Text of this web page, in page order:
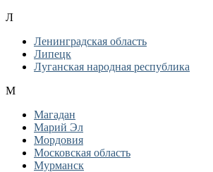
Л
Ленинградская область
Липецк
Луганская народная республика
М
Магадан
Марий Эл
Мордовия
Московская область
Мурманск